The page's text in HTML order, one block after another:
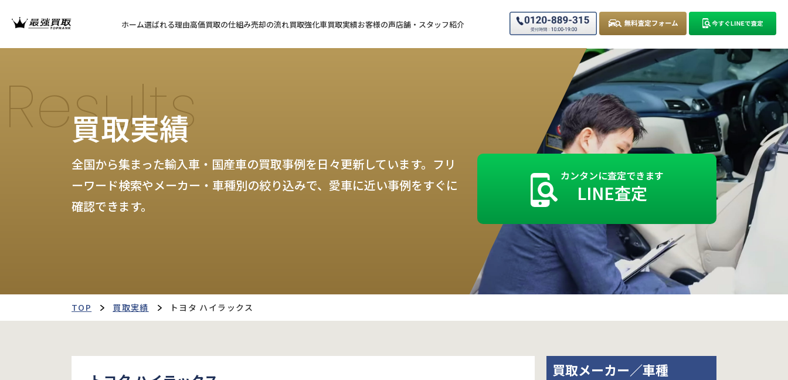
ホーム選ばれる理由高価買取の仕組み売却の流れ買取強化車買取実績お客様の声店舗・スタッフ紹介
Results
買取実績
全国から集まった輸入車・国産車の買取事例を日々更新しています。フリ
ーワード検索やメーカー・車種別の絞り込みで、愛車に近い事例をすぐに
確認できます。
カンタンに査定できます
LINE査定
TOP 買取実績 トヨタ ハイラックス
買取メーカー／車種